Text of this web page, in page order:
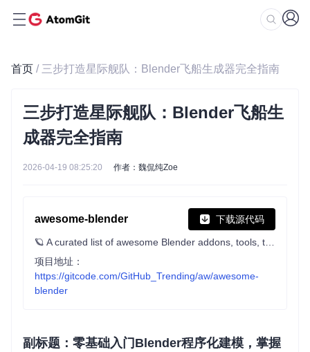
首页 / 三步打造星际舰队：Blender飞船生成器完全指南
三步打造星际舰队：Blender飞船生
成器完全指南
2026-04-19 08:25:20 作者：魏侃纯Zoe
awesome-blender 下载源代码
项目地址：
https://gitcode.com/GitHub_Trending/aw/awesome-
blender
副标题：零基础入门Blender程序化建模，掌握